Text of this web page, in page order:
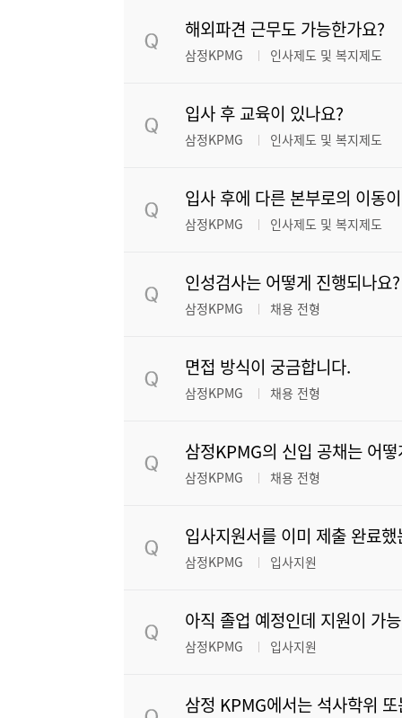
해외파견 근무도 가능한가요?
삼정KPMG 인사제도 및 복지제도
입사 후 교육이 있나요?
삼정KPMG 인사제도 및 복지제도
입사 후에 다른 본부로의 이동
삼정KPMG 인사제도 및 복지제도
인성검사는 어떻게 진행되나요?
삼정KPMG 채용 전형
면접 방식이 궁금합니다.
삼정KPMG 채용 전형
삼정KPMG의 신입 공채는 어
삼정KPMG 채용 전형
입사지원서를 이미 제출 완료
삼정KPMG 입사지원
아직 졸업 예정인데 지원이 가
삼정KPMG 입사지원
삼정 KPMG에서는 석사학위